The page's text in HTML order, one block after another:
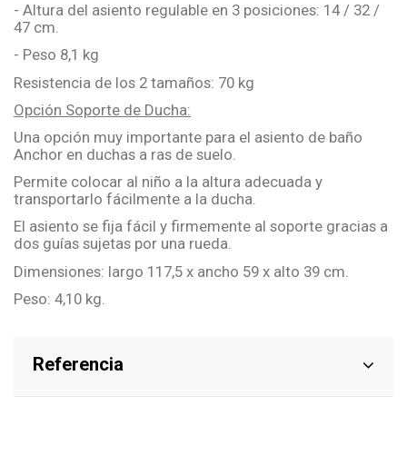
- Altura del asiento regulable en 3 posiciones: 14 / 32 /
47 cm.
- Peso 8,1 kg
Resistencia de los 2 tamaños: 70 kg
Opción Soporte de Ducha:
Una opción muy importante para el asiento de baño
Anchor en duchas a ras de suelo.
Permite colocar al niño a la altura adecuada y
transportarlo fácilmente a la ducha.
El asiento se fija fácil y firmemente al soporte gracias a
dos guías sujetas por una rueda.
Dimensiones: largo 117,5 x ancho 59 x alto 39 cm.
Peso: 4,10 kg.
Referencia